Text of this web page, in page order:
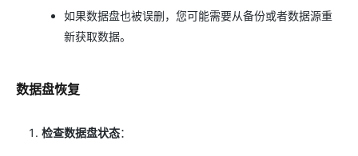
如果数据盘也被误删，您可能需要从备份或者数据源重
新获取数据。
数据盘恢复
检查数据盘状态：